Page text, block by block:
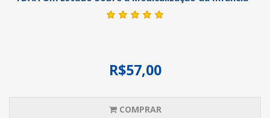
R$57,00
COMPRAR